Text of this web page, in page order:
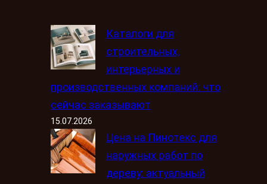
Каталоги для
строительных,
интерьерных и
производственных компаний: что
сейчас заказывают
15.07.2026
Цена на Пинотекс для
наружных работ по
дереву: актуальный